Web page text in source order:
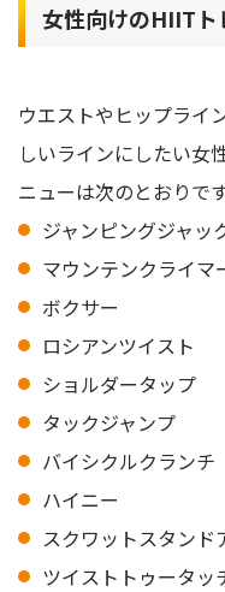
女性向けのHIITト
ウエストやヒップライ
しいラインにしたい女
ニューは次のとおりです
ジャンピングジャッ
マウンテンクライマ
ボクサー
ロシアンツイスト
ショルダータップ
タックジャンプ
バイシクルクランチ
ハイニー
スクワットスタンド
ツイストトゥータッ